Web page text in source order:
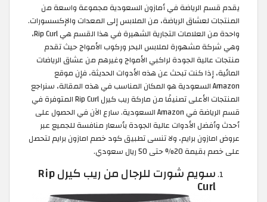
يقدم قسم الرياضة في أمازون السعودية مجموعة واسعة من
المنتجات لعشاق الرياضة، من الملابس إلى المعدات والإكسسورات.
واحدة من العلامات التجارية الشهيرة في هذا القسم هي Rip Curl،
وهي شركة مشهورة لملابس البحر وركوب الأمواج حيث تقدم
منتجات عالية الجودة لراكبي الأمواج وغيرهم من عشاق الرياضات
المائية، إذا كنت تبحث عن هذه الأدوات الحديثة، فإن موقع
Amazon السعودية هو المكان المناسب في هذه المقالة، سنراجع
المنتجات الأعلى تصنيفًا من ماركة ريب كيرل Rip Curl المتوفرة في
قسم الرياضة في Amazon السعودية. سارع الآن في الحصول على
أحدث وأفضل الأدوات عالية الجودة بأسعار منافسة للجميع عبر
عروض امازون برايم، ولا تنسى تطبيق كود خصم امازون برايم لتحصل
على خصم بقيمة 20% حتى 50 ريال سعودي.
سويم شورت للرجال من ريب كيرل Rip
Curl